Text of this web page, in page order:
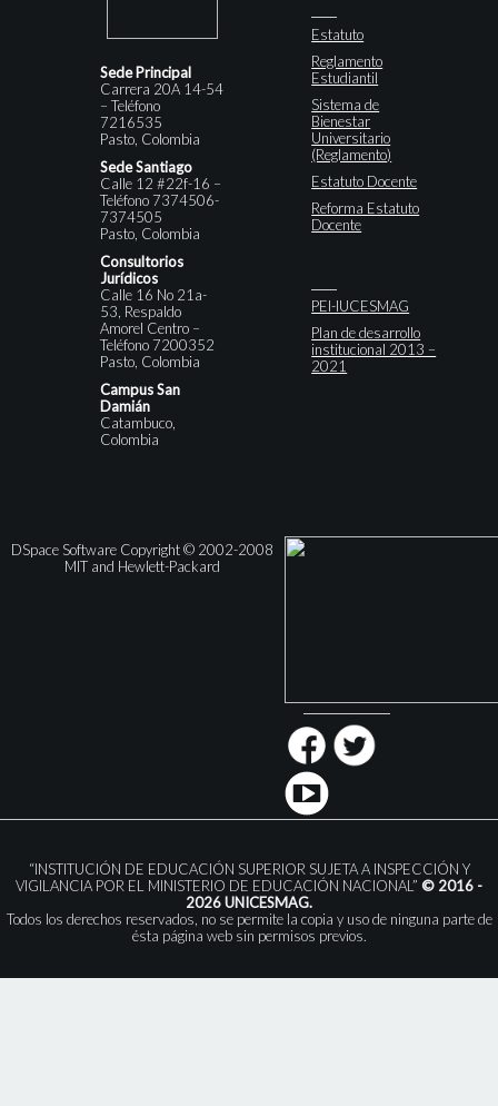
Sede Principal
Carrera 20A 14-54
– Teléfono
7216535
Pasto, Colombia
Sede Santiago
Calle 12 #22f-16 –
Teléfono 7374506-
7374505
Pasto, Colombia
Consultorios
Jurídicos
Calle 16 No 21a-
53, Respaldo
Amorel Centro –
Teléfono 7200352
Pasto, Colombia
Campus San
Damián
Catambuco,
Colombia
Estatuto
Reglamento
Estudiantil
Sistema de
Bienestar
Universitario
(Reglamento)
Estatuto Docente
Reforma Estatuto
Docente
PEI-IUCESMAG
Plan de desarrollo
institucional 2013 –
2021
DSpace Software Copyright © 2002-2008
MIT and Hewlett-Packard
“INSTITUCIÓN DE EDUCACIÓN SUPERIOR SUJETA A INSPECCIÓN Y
VIGILANCIA POR EL MINISTERIO DE EDUCACIÓN NACIONAL” © 2016 -
2026 UNICESMAG.
Todos los derechos reservados, no se permite la copia y uso de ninguna parte de
ésta página web sin permisos previos.